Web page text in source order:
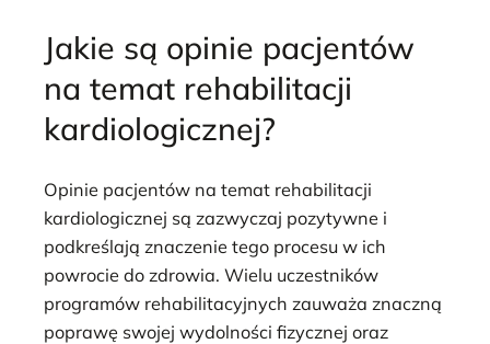
Jakie są opinie pacjentów
na temat rehabilitacji
kardiologicznej?
Opinie pacjentów na temat rehabilitacji
kardiologicznej są zazwyczaj pozytywne i
podkreślają znaczenie tego procesu w ich
powrocie do zdrowia. Wielu uczestników
programów rehabilitacyjnych zauważa znaczną
poprawę swojej wydolności fizycznej oraz